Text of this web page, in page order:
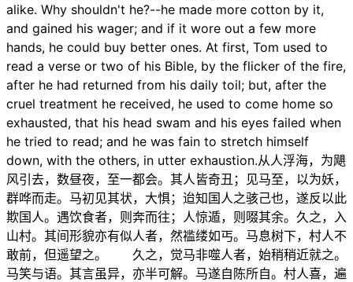
alike. Why shouldn't he?--he made more cotton by it,
and gained his wager; and if it wore out a few more
hands, he could buy better ones. At first, Tom used to
read a verse or two of his Bible, by the flicker of the fire,
after he had returned from his daily toil; but, after the
cruel treatment he received, he used to come home so
exhausted, that his head swam and his eyes failed when
he tried to read; and he was fain to stretch himself
down, with the others, in utter exhaustion.从人浮海，为飓
风引去，数昼夜，至一都会。其人皆奇丑；见马至，以为妖，
群哗而走。马初见其状，大惧；迨知国人之骇己也，遂反以此
欺国人。遇饮食者，则奔而往；人惊遁，则啜其余。久之，入
山村。其间形貌亦有似人者，然褴缕如丐。马息树下，村人不
敢前，但遥望之。 久之，觉马非噬人者，始稍稍近就之。
马笑与语。其言虽异，亦半可解。马遂自陈所自。村人喜，遍